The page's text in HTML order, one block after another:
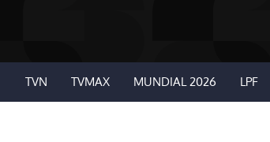
TVN TVMAX MUNDIAL 2026 LPF